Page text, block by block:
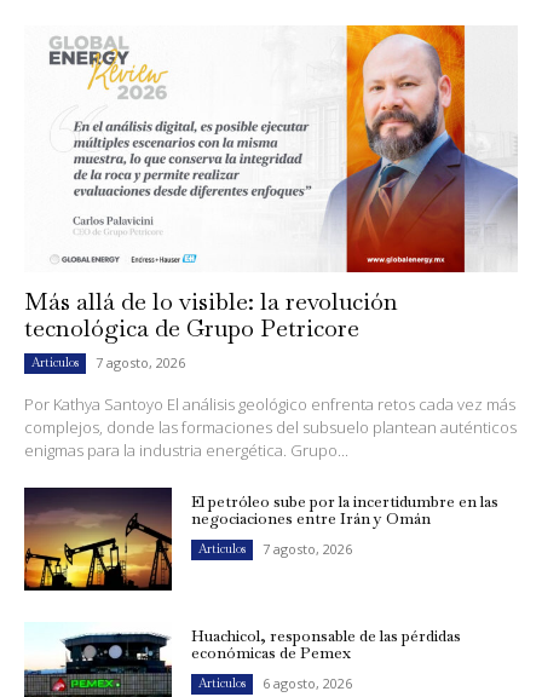
Más allá de lo visible: la revolución
tecnológica de Grupo Petricore
Artículos 7 agosto, 2026
Por Kathya Santoyo El análisis geológico enfrenta retos cada vez más
complejos, donde las formaciones del subsuelo plantean auténticos
enigmas para la industria energética. Grupo...
El petróleo sube por la incertidumbre en las
negociaciones entre Irán y Omán
Artículos 7 agosto, 2026
Huachicol, responsable de las pérdidas
económicas de Pemex
Artículos 6 agosto, 2026